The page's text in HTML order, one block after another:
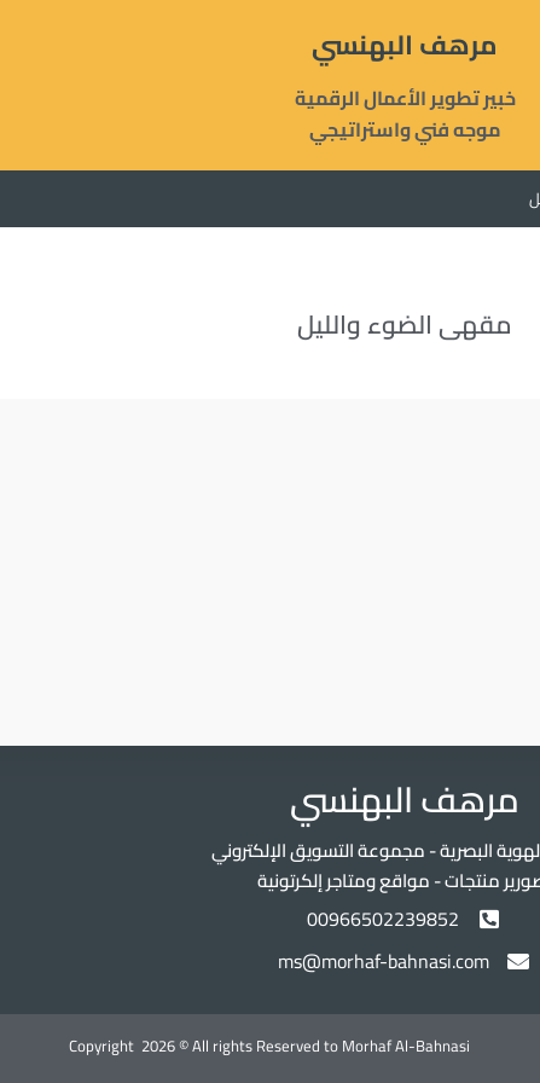
مرهف البهنسي
خبير تطوير الأعمال الرقمية
موجه فني واستراتيجي
مقهى الضوء والليل
مرهف البهنسي
البصرية - مجموعة التسويق الإلكتروني
منتجات - مواقع ومتاجر إلكرتونية
00966502239852
ms@morhaf-bahnasi.com
Copyright 2026 © All rights Reserved to Morhaf Al-Bahnasi